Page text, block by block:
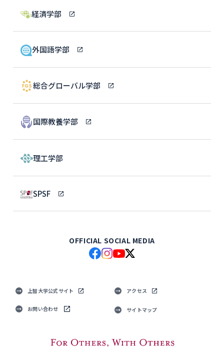
経済学部
外国語学部
総合グローバル学部
国際教養学部
理工学部
SPSF
OFFICIAL SOCIAL MEDIA
上智大学公式サイト アクセス
お問い合わせ サイトマップ